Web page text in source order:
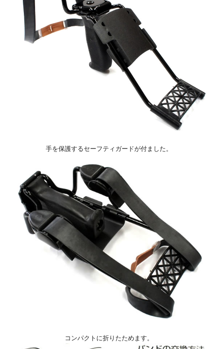
手を保護するセーフティガードが付ました。
コンパクトに折りたためます。